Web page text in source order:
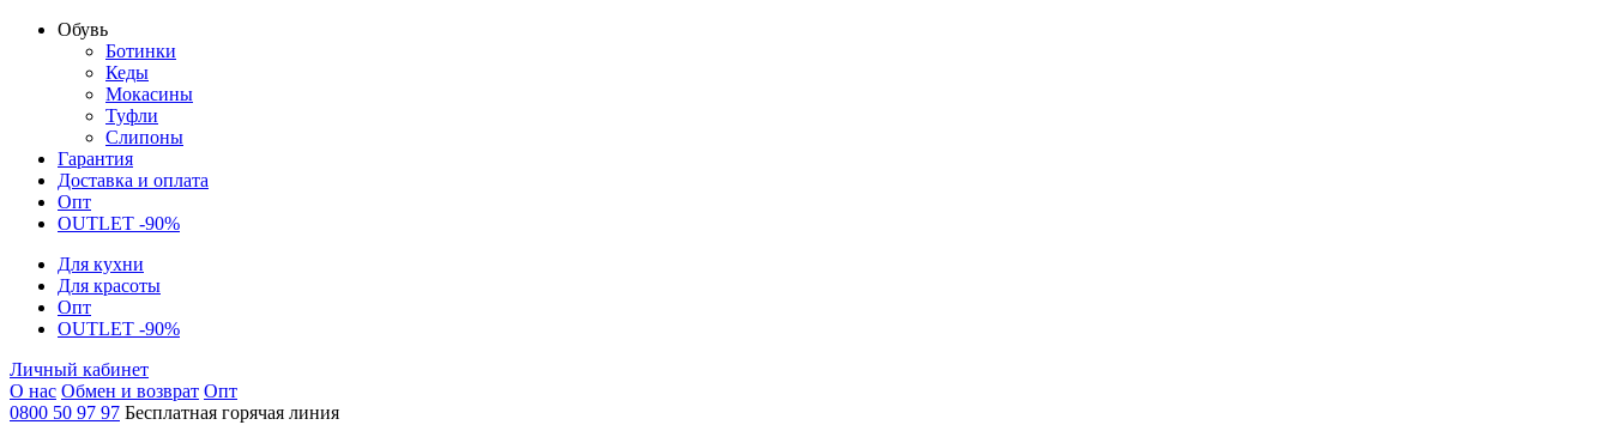
Обувь
Ботинки
Кеды
Мокасины
Туфли
Слипоны
Гарантия
Доставка и оплата
Опт
OUTLET -90%
Для кухни
Для красоты
Опт
OUTLET -90%
Личный кабинет
О нас Обмен и возврат Опт
0800 50 97 97 Бесплатная горячая линия